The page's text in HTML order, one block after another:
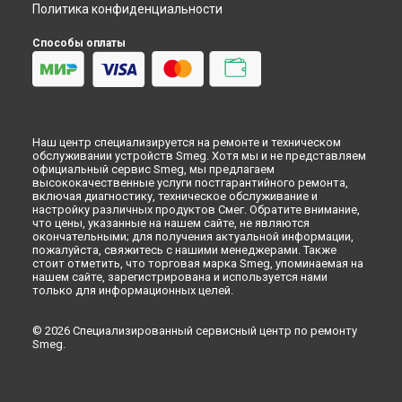
Политика конфиденциальности
Способы оплаты
Наш центр специализируется на ремонте и техническом
обслуживании устройств Smeg. Хотя мы и не представляем
официальный сервис Smeg, мы предлагаем
высококачественные услуги постгарантийного ремонта,
включая диагностику, техническое обслуживание и
настройку различных продуктов Смег. Обратите внимание,
что цены, указанные на нашем сайте, не являются
окончательными; для получения актуальной информации,
пожалуйста, свяжитесь с нашими менеджерами. Также
стоит отметить, что торговая марка Smeg, упоминаемая на
нашем сайте, зарегистрирована и используется нами
только для информационных целей.
© 2026 Специализированный сервисный центр по ремонту
Smeg.